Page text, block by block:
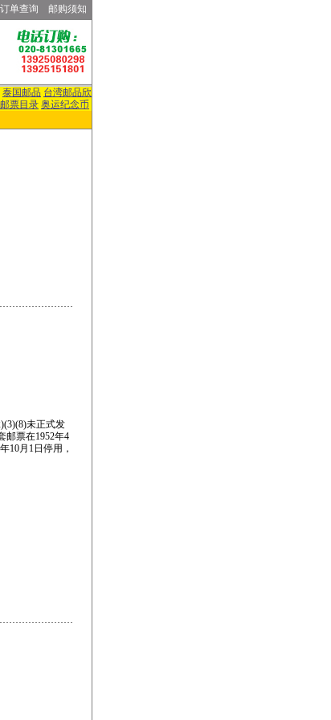
订单查询 邮购须知
泰国邮品 台湾邮品欣
票目录 奥运纪念币
未正式发
邮票在1952年4
10月1日停用，